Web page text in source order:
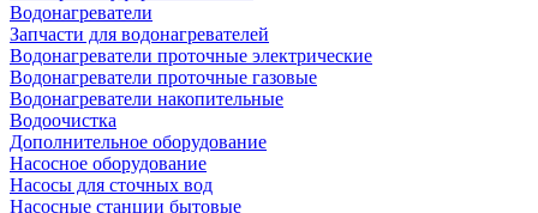
Водонагреватели
Запчасти для водонагревателей
Водонагреватели проточные электрические
Водонагреватели проточные газовые
Водонагреватели накопительные
Водоочистка
Дополнительное оборудование
Насосное оборудование
Насосы для сточных вод
Насосные станции бытовые